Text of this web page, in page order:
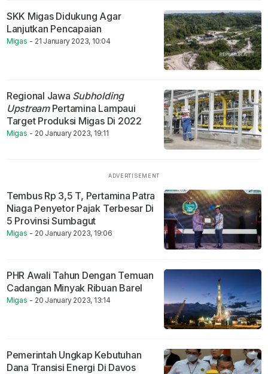
SKK Migas Didukung Agar
Lanjutkan Pencapaian
Migas - 21 January 2023, 10:04
Regional Jawa Subholding
UpstreamPertamina Lampaui
Target Produksi Migas Di 2022
Migas - 20 January 2023, 19:11
Tembus Rp 3,5 T, Pertamina Patra
Niaga Penyetor Pajak Terbesar Di
5 Provinsi Sumbagut
Migas - 20 January 2023, 19:06
PHR Awali Tahun Dengan Temuan
Cadangan Minyak Ribuan Barel
Migas - 20 January 2023, 13:14
Pemerintah Ungkap Kebutuhan
Dana Transisi Energi Di Davos